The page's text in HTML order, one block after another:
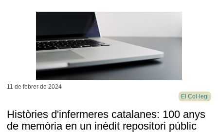
11 de febrer de 2024
El Col·legi
Històries d'infermeres catalanes: 100 anys
de memòria en un inèdit repositori públic